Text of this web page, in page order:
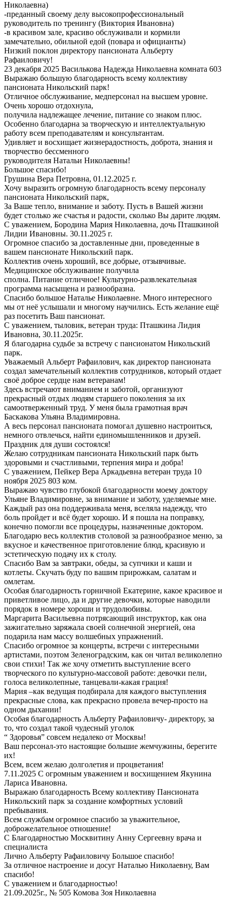
Николаевна)
-преданный своему делу высокопрофессиональный
руководитель по тренингу (Виктория Ивановна)
-в красивом зале, красиво обслуживали и кормили
замечательно, обильной едой (повара и официанты)
Низкий поклон директору пансионата Альберту
Рафаиловичу!
23 декабря 2025 Василькова Надежда Николаевна комната 603
Выражаю большую благодарность всему коллективу
пансионата Никольский парк!
Отличное обслуживание, медперсонал на высшем уровне.
Очень хорошо отдохнула,
получила надлежащее лечение, питание со знаком плюс.
Особенно благодарна за творческую и интеллектуальную
работу всем преподавателям и консультантам.
Удивляет и восхищает жизнерадостность, доброта, знания и
творчество бессменного
руководителя Натальи Николаевны!
Большое спасибо!
Грушина Вера Петровна, 01.12.2025 г.
Хочу выразить огромную благодарность всему персоналу
пансионата Никольский парк,
За Ваше тепло, внимание и заботу. Пусть в Вашей жизни
будет столько же счастья и радости, сколько Вы дарите людям.
С уважением, Бородина Мария Николаевна, дочь Пташкиной
Лидии Ивановны. 30.11.2025 г.
Огромное спасибо за доставленные дни, проведенные в
вашем пансионате Никольский парк.
Коллектив очень хороший, все добрые, отзывчивые.
Медицинское обслуживание получила
сполна. Питание отличное! Культурно-развлекательная
программа насыщена и разнообразна.
Спасибо большое Наталье Николаевне. Много интересного
мы от неё услышали и многому научились. Есть желание ещё
раз посетить Ваш пансионат.
С уважением, тыловик, ветеран труда: Пташкина Лидия
Ивановна, 30.11.2025г.
Я благодарна судьбе за встречу с пансионатом Никольский
парк.
Уважаемый Альберт Рафаилович, как директор пансионата
создал замечательный коллектив сотрудников, который отдает
своё доброе сердце нам ветеранам!
Здесь встречают вниманием и заботой, организуют
прекрасный отдых людям старшего поколения за их
самоотверженный труд. У меня была грамотная врач
Баскакова Ульяна Владимировна.
А весь персонал пансионата помогал душевно настроиться,
немного отвлечься, найти единомышленников и друзей.
Праздник для души состоялся!
Желаю сотрудникам пансионата Никольский парк быть
здоровыми и счастливыми, терпения мира и добра!
С уважением, Пейкер Вера Аркадьевна ветеран труда 10
ноября 2025 803 ком.
Выражаю чувство глубокой благодарности моему доктору
Ульяне Владимировне, за внимание и заботу, уделяемые мне.
Каждый раз она поддерживала меня, вселяла надежду, что
боль пройдет и всё будет хорошо. И я пошла на поправку,
конечно помогли все процедуры, назначенные доктором.
Благодарю весь коллектив столовой за разнообразное меню, за
вкусное и качественное приготовление блюд, красивую и
эстетическую подачу их к столу.
Спасибо Вам за завтраки, обеды, за супчики и каши и
котлеты. Скучать буду по вашим прирожкам, салатам и
омлетам.
Особая благодарность горничной Екатерине, какое красивое и
приветливое лицо, да и другие девочки, которые наводили
порядок в номере хороши и трудолюбивы.
Маргарита Васильевна потрясающий инструктор, как она
зажигательно заряжала своей солнечной энергией, она
подарила нам массу волшебных упражнений.
Спасибо огромное за концерты, встречи с интересными
артистами, поэтом Зеленоградским, как он читал великолепно
свои стихи! Так же хочу отметить выступление всего
творческого по культурно-массовой работе: девочки пели,
голоса великолепные, танцевали-какая грация!
Мария –как ведущая подбирала для каждого выступления
прекрасные слова, как прекрасно провела вечер-просто на
одном дыхании!
Особая благодарность Альберту Рафаиловичу- директору, за
то, что создал такой чудесный уголок
“ Здоровья” совсем недалеко от Москвы!
Ваш персонал-это настоящие большие жемчужины, берегите
их!
Всем, всем желаю долголетия и процветания!
7.11.2025 С огромным уважением и восхищением Якунина
Лариса Ивановна.
Выражаю благодарность Всему коллективу Пансионата
Никольский парк за создание комфортных условий
пребывания.
Всем службам огромное спасибо за уважительное,
доброжелательное отношение!
С Благодарностью Москвитину Анну Сергеевну врача и
специалиста
Лично Альберту Рафаиловичу Большое спасибо!
За отличное настроение и досуг Наталью Николаевну, Вам
спасибо!
С уважением и благодарностью!
21.09.2025г., № 505 Комова Зоя Николаевна